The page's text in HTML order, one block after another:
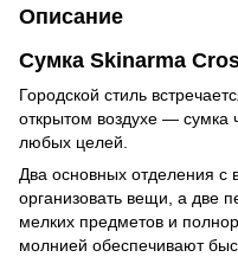
Описание
Сумка Skinarma
Городской стиль
открытом воздухе — сумка
любых целей.
Два основных отделения
организовать вещи, а две
мелких предметов и
молнией обеспечивают